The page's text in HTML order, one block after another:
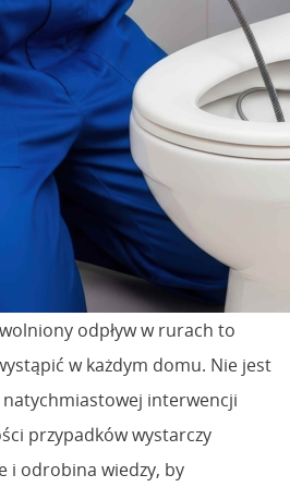
odpływ w rurach to
w każdym domu. Nie jest
interwencji
przypadków wystarczy
i odrobina wiedzy, by